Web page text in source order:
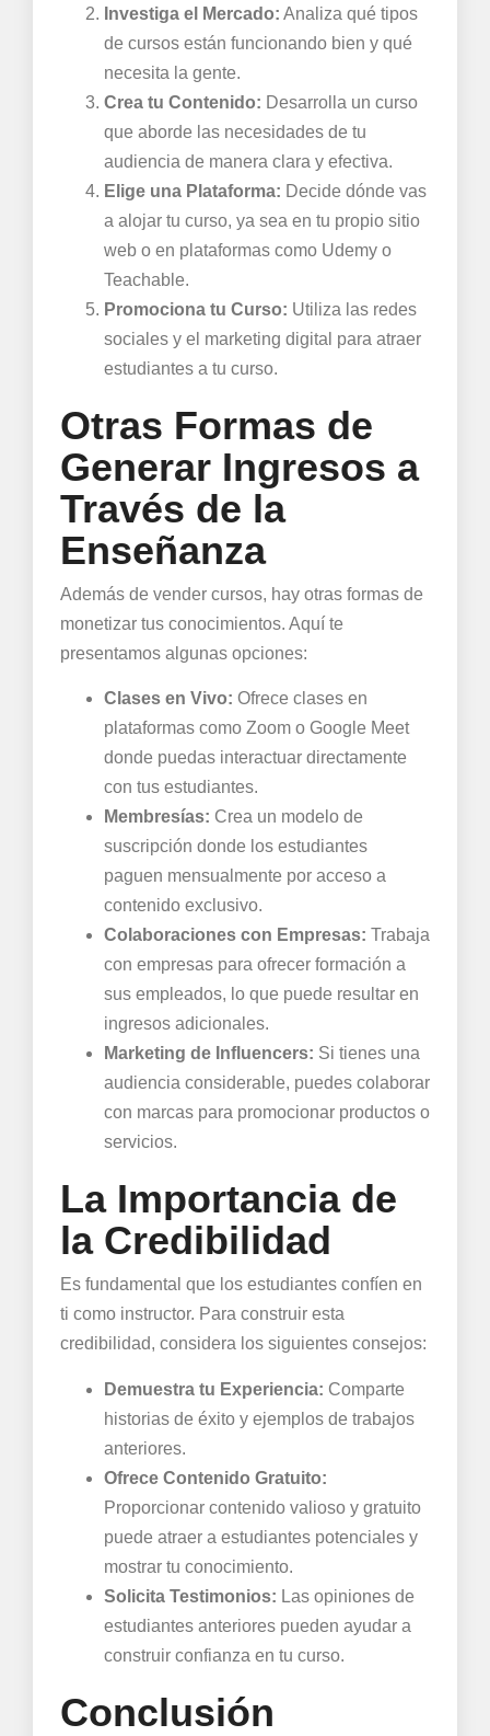
Investiga el Mercado: Analiza qué tipos
de cursos están funcionando bien y qué
necesita la gente.
Crea tu Contenido: Desarrolla un curso
que aborde las necesidades de tu
audiencia de manera clara y efectiva.
Elige una Plataforma: Decide dónde vas
a alojar tu curso, ya sea en tu propio sitio
web o en plataformas como Udemy o
Teachable.
Promociona tu Curso: Utiliza las redes
sociales y el marketing digital para atraer
estudiantes a tu curso.
Otras Formas de
Generar Ingresos a
Través de la
Enseñanza
Además de vender cursos, hay otras formas de
monetizar tus conocimientos. Aquí te
presentamos algunas opciones:
Clases en Vivo: Ofrece clases en
plataformas como Zoom o Google Meet
donde puedas interactuar directamente
con tus estudiantes.
Membresías: Crea un modelo de
suscripción donde los estudiantes
paguen mensualmente por acceso a
contenido exclusivo.
Colaboraciones con Empresas: Trabaja
con empresas para ofrecer formación a
sus empleados, lo que puede resultar en
ingresos adicionales.
Marketing de Influencers: Si tienes una
audiencia considerable, puedes colaborar
con marcas para promocionar productos o
servicios.
La Importancia de
la Credibilidad
Es fundamental que los estudiantes confíen en
ti como instructor. Para construir esta
credibilidad, considera los siguientes consejos:
Demuestra tu Experiencia: Comparte
historias de éxito y ejemplos de trabajos
anteriores.
Ofrece Contenido Gratuito:
Proporcionar contenido valioso y gratuito
puede atraer a estudiantes potenciales y
mostrar tu conocimiento.
Solicita Testimonios: Las opiniones de
estudiantes anteriores pueden ayudar a
construir confianza en tu curso.
Conclusión